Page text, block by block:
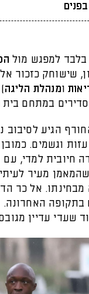
שישוחק כזכור
ומנהלת הליגה
במתחם בית
הגיע לסיבוב
וגשמים.
חיובית למדי,
מעיר
מבחינתו. אל כר
בתקופה האחרונה.
שעדי עדיין